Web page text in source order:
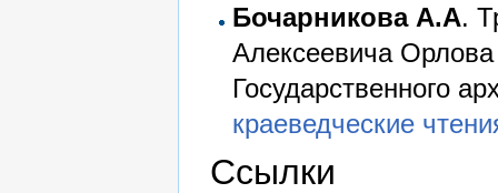
Бочарникова А.А.
Алексеевича Орлова
Государственного
краеведческие
Ссылки